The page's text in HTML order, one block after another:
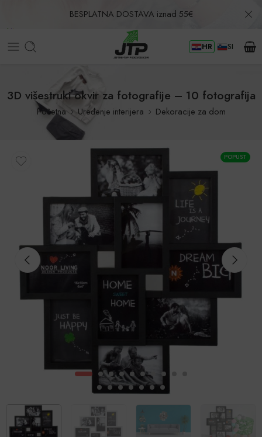
BESPLATNA DOSTAVA iznad 55€
Povrat u roku od 30 dana! HR SI
3D višestruki okvir za fotografije – 10 fotografija
Početna Uređenje interijera Dekoracije za dom
POPUST